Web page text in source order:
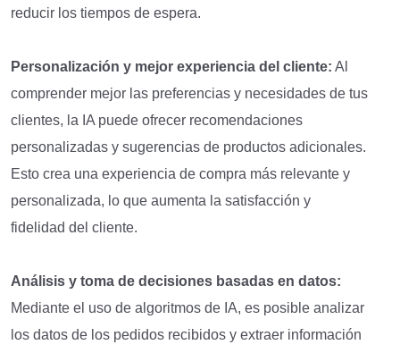
reducir los tiempos de espera.
Personalización y mejor experiencia del cliente: Al
comprender mejor las preferencias y necesidades de tus
clientes, la IA puede ofrecer recomendaciones
personalizadas y sugerencias de productos adicionales.
Esto crea una experiencia de compra más relevante y
personalizada, lo que aumenta la satisfacción y
fidelidad del cliente.
Análisis y toma de decisiones basadas en datos:
Mediante el uso de algoritmos de IA, es posible analizar
los datos de los pedidos recibidos y extraer información